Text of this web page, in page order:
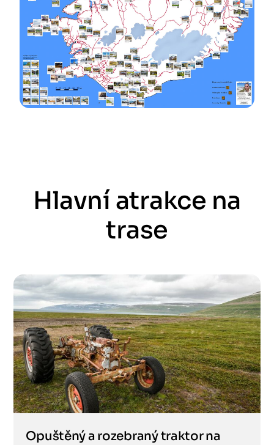
Hlavní atrakce na
trase
Opuštěný a rozebraný traktor na